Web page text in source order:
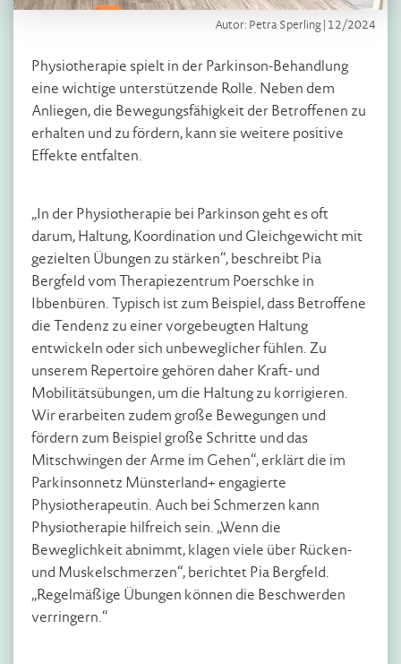
Autor: Petra Sperling | 12/2024
Physiotherapie spielt in der Parkinson-Behandlung
eine wichtige unterstützende Rolle. Neben dem
Anliegen, die Bewegungsfähigkeit der Betroffenen zu
erhalten und zu fördern, kann sie weitere positive
Effekte entfalten.
„In der Physiotherapie bei Parkinson geht es oft
darum, Haltung, Koordination und Gleichgewicht mit
gezielten Übungen zu stärken“, beschreibt Pia
Bergfeld vom Therapiezentrum Poerschke in
Ibbenbüren. Typisch ist zum Beispiel, dass Betroffene
die Tendenz zu einer vorgebeugten Haltung
entwickeln oder sich unbeweglicher fühlen. Zu
unserem Repertoire gehören daher Kraft- und
Mobilitätsübungen, um die Haltung zu korrigieren.
Wir erarbeiten zudem große Bewegungen und
fördern zum Beispiel große Schritte und das
Mitschwingen der Arme im Gehen“, erklärt die im
Parkinsonnetz Münsterland+ engagierte
Physiotherapeutin. Auch bei Schmerzen kann
Physiotherapie hilfreich sein. „Wenn die
Beweglichkeit abnimmt, klagen viele über Rücken-
und Muskelschmerzen“, berichtet Pia Bergfeld.
„Regelmäßige Übungen können die Beschwerden
verringern.“